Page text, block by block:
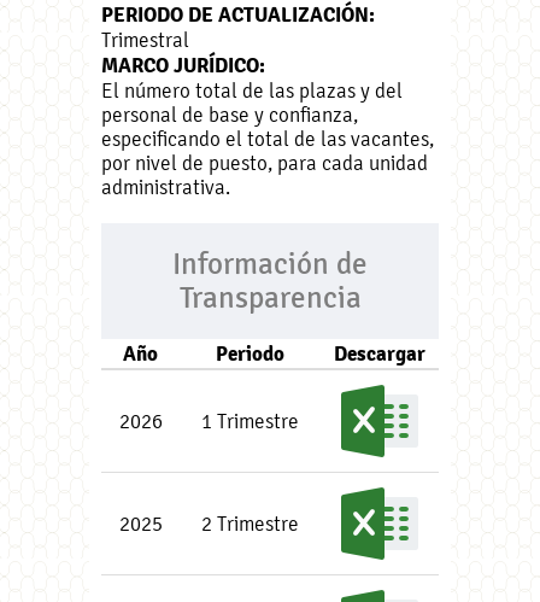
PERIODO DE ACTUALIZACIÓN:
Trimestral
MARCO JURÍDICO:
El número total de las plazas y del
personal de base y confianza,
especificando el total de las vacantes,
por nivel de puesto, para cada unidad
administrativa.
Información de
Transparencia
Año Periodo Descargar
2026 1 Trimestre
2025 2 Trimestre